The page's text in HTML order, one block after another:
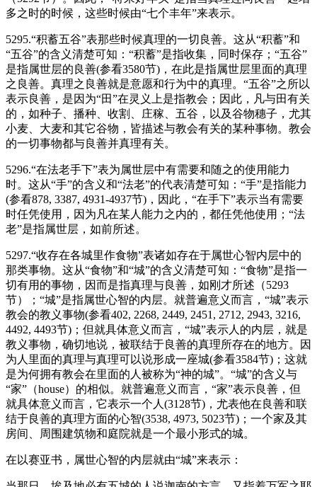
多之时的时候，这些时候由“七个丰年”来表示。
5295.“积蓄五谷”表那些时候真理的一切良善。这从“积蓄”和
“五谷”的含义清楚可知：“积蓄”是指收集，同时保存；“五谷”
是指属世层的良善(参看3580节)，在此是指属世层里面的真理
之良善。真理之良善就是意愿和行为中的真理。“五谷”之所以
表示良善，是因为“田”在灵义上是指教会；因此，凡与田有关
的，如种子、播种、收割、庄稼、五谷，以及谷物穗子，尤其
小麦、大麦和其它谷物，皆描述与教会有关的某种事物。教会
的一切事物都与良善并真理有关。
5296.“在法老手下”表为属世层中有需要和随之的使用能力
时。这从“手”的含义和“法老”的代表清楚可知：“手”是指能力
(参看878, 3387, 4931-4937节)，因此，“在手下”表示当有需要
时任凭使用，因为凡在某人能力之内的，都任凭他使用；“法
老”是指属世层，如前所述。
5297.“收存在各城里作食物”表诸如存在于属世心智内层中的
那类事物。这从“食物”和“城”的含义清楚可知：“食物”是指一
切有用的事物，因而是指真理与良善，如刚才所述（5293
节）；“城”是指属世心智的内层。就普遍意义而言，“城”表示
教会的教义事物(参看402, 2268, 2449, 2451, 2712, 2943, 3216,
4492, 4493节)；但就具体意义而言，“城”表示人的内层，就是
教义事物，确切地说，被联结于良善的真理所存在的地方。因
为人里面的真理与真理可以说形成一座城(参看3584节)；这就
是为何拥有教会在里面的人被称为“神的城”。“城”的含义与
“家”（house）的相似。就普遍意义而言，“家”表示良善，但
就具体意义而言，它表示一个人(3128节)，尤表他在良善和联
结于良善的真理方面的心智(3538, 4973, 5023节)；一个家及其
房间、周围建筑物和庭院就是一个最小形式的城。
在以赛亚书，属世心智的内层就由“城”来表示：